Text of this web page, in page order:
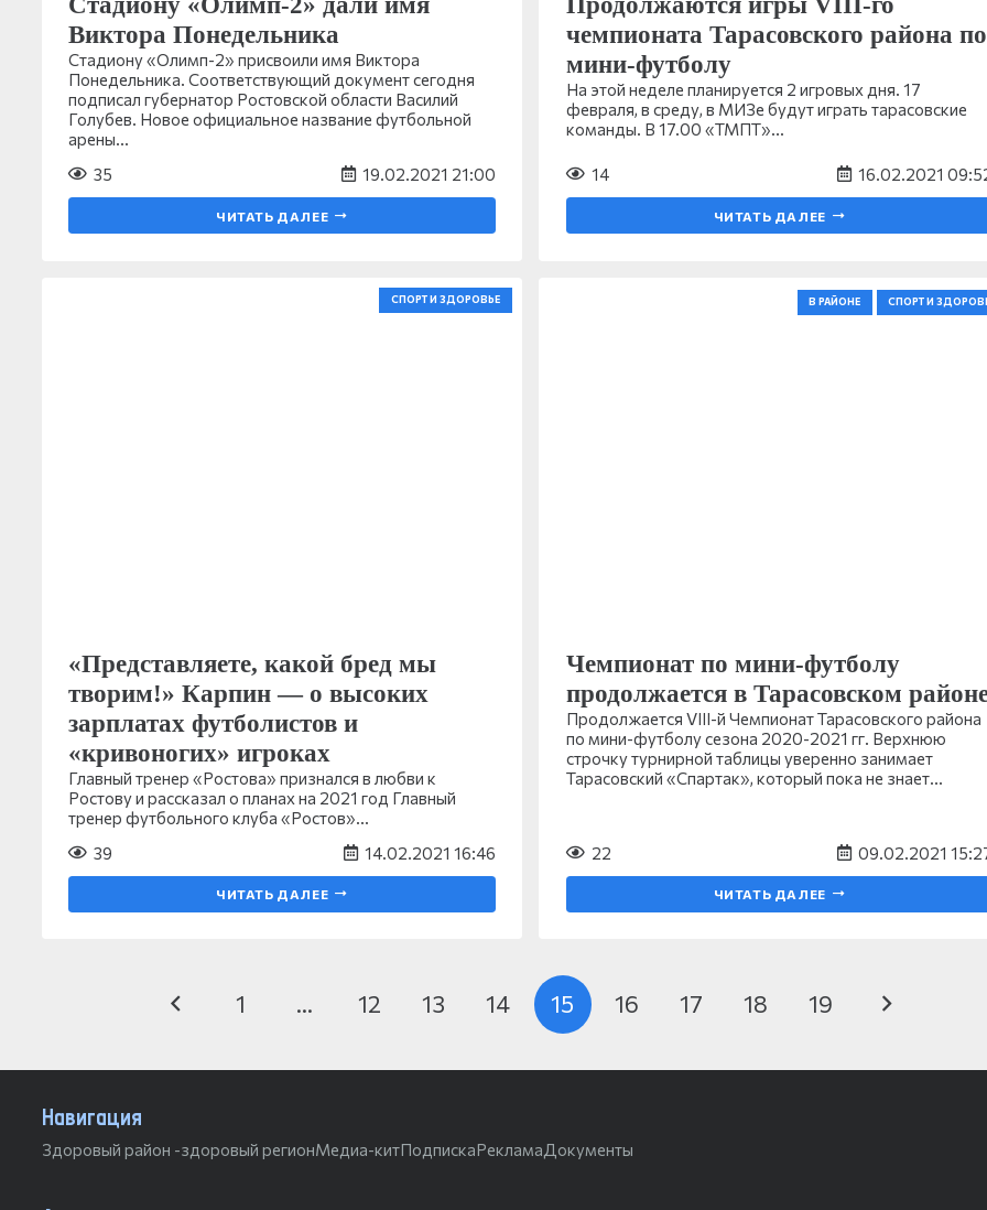
Виктора Понедельника
Стадиону «Олимп-2» присвоили имя Виктора
Понедельника. Соответствующий документ сегодня
подписал губернатор Ростовской области Василий
Голубев. Новое официальное название футбольной
арены…
35
19.02.2021 21:00
ЧИТАТЬ ДАЛЕЕ
чемпионата Тарасовского района по
мини-футболу
На этой неделе планируется 2 игровых дня. 17
февраля, в среду, в МИЗе будут играть тарасовские
команды. В 17.00 «ТМПТ»…
14 16.02.2021
ЧИТАТЬ ДАЛЕЕ
СПОРТ И ЗДОРОВЬЕ
«Представляете, какой бред мы
творим!» Карпин — о высоких
зарплатах футболистов и
«кривоногих» игроках
Главный тренер «Ростова» признался в любви к
Ростову и рассказал о планах на 2021 год Главный
тренер футбольного клуба «Ростов»…
39
14.02.2021 16:46
ЧИТАТЬ ДАЛЕЕ
В РАЙОНЕ СПОРТ И
Чемпионат по мини-футболу
продолжается в Тарасовском
Продолжается VIII-й Чемпионат Тарасовского района
по мини-футболу сезона 2020-2021 гг. Верхнюю
строчку турнирной таблицы уверенно занимает
Тарасовский «Спартак», который пока не знает…
22 09.02.2021
ЧИТАТЬ ДАЛЕЕ
1 … 12 13 14 15 16 17 18 19
Навигация
Здоровый район -здоровый регионМедиа-китПодпискаРекламаДокументы